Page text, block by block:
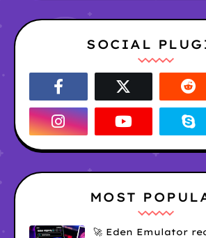
SOCIAL
MOST
🚀 Eden Emulator